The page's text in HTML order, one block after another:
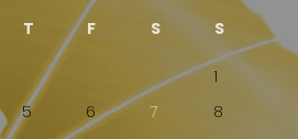
T F S S
1
5 6 7
8